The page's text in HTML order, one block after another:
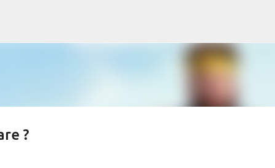
?